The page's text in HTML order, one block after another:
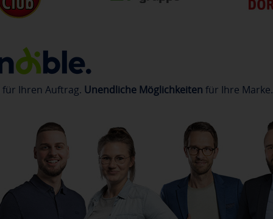
für Ihren Auftrag. Unendliche Möglichkeiten für Ihre Marke.